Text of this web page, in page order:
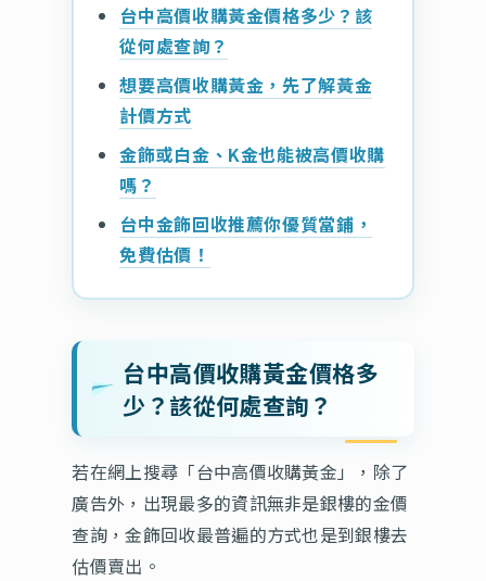
台中高價收購黃金價格多少？該
從何處查詢？
想要高價收購黃金，先了解黃金
計價方式
金飾或白金、K金也能被高價收購
嗎？
台中金飾回收推薦你優質當鋪，
免費估價！
台中高價收購黃金價格多
少？該從何處查詢？
若在網上搜尋「台中高價收購黃金」，除了
廣告外，出現最多的資訊無非是銀樓的金價
查詢，金飾回收最普遍的方式也是到銀樓去
估價賣出。